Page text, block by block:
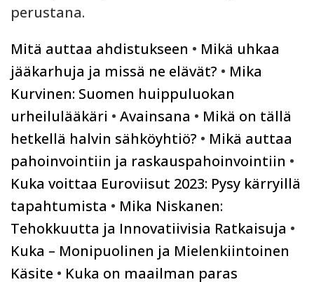
perustana.
Mitä auttaa ahdistukseen • Mikä uhkaa
jääkarhuja ja missä ne elävät? • Mika
Kurvinen: Suomen huippuluokan
urheilulääkäri • Avainsana • Mikä on tällä
hetkellä halvin sähköyhtiö? • Mikä auttaa
pahoinvointiin ja raskauspahoinvointiin •
Kuka voittaa Euroviisut 2023: Pysy kärryillä
tapahtumista • Mika Niskanen:
Tehokkuutta ja Innovatiivisia Ratkaisuja •
Kuka – Monipuolinen ja Mielenkiintoinen
Käsite • Kuka on maailman paras